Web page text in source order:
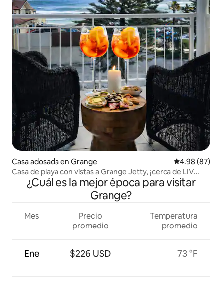
Casa adosada en Grange Calificación
4.98 (87)
Casa de playa con vistas a Grange Jetty, ¡cerca de LIV
¿Cuál es la mejor época para visitar
Grange?
Mes
Ene
Precio
promedio
$226 USD
Temperatura
promedio
73 °F